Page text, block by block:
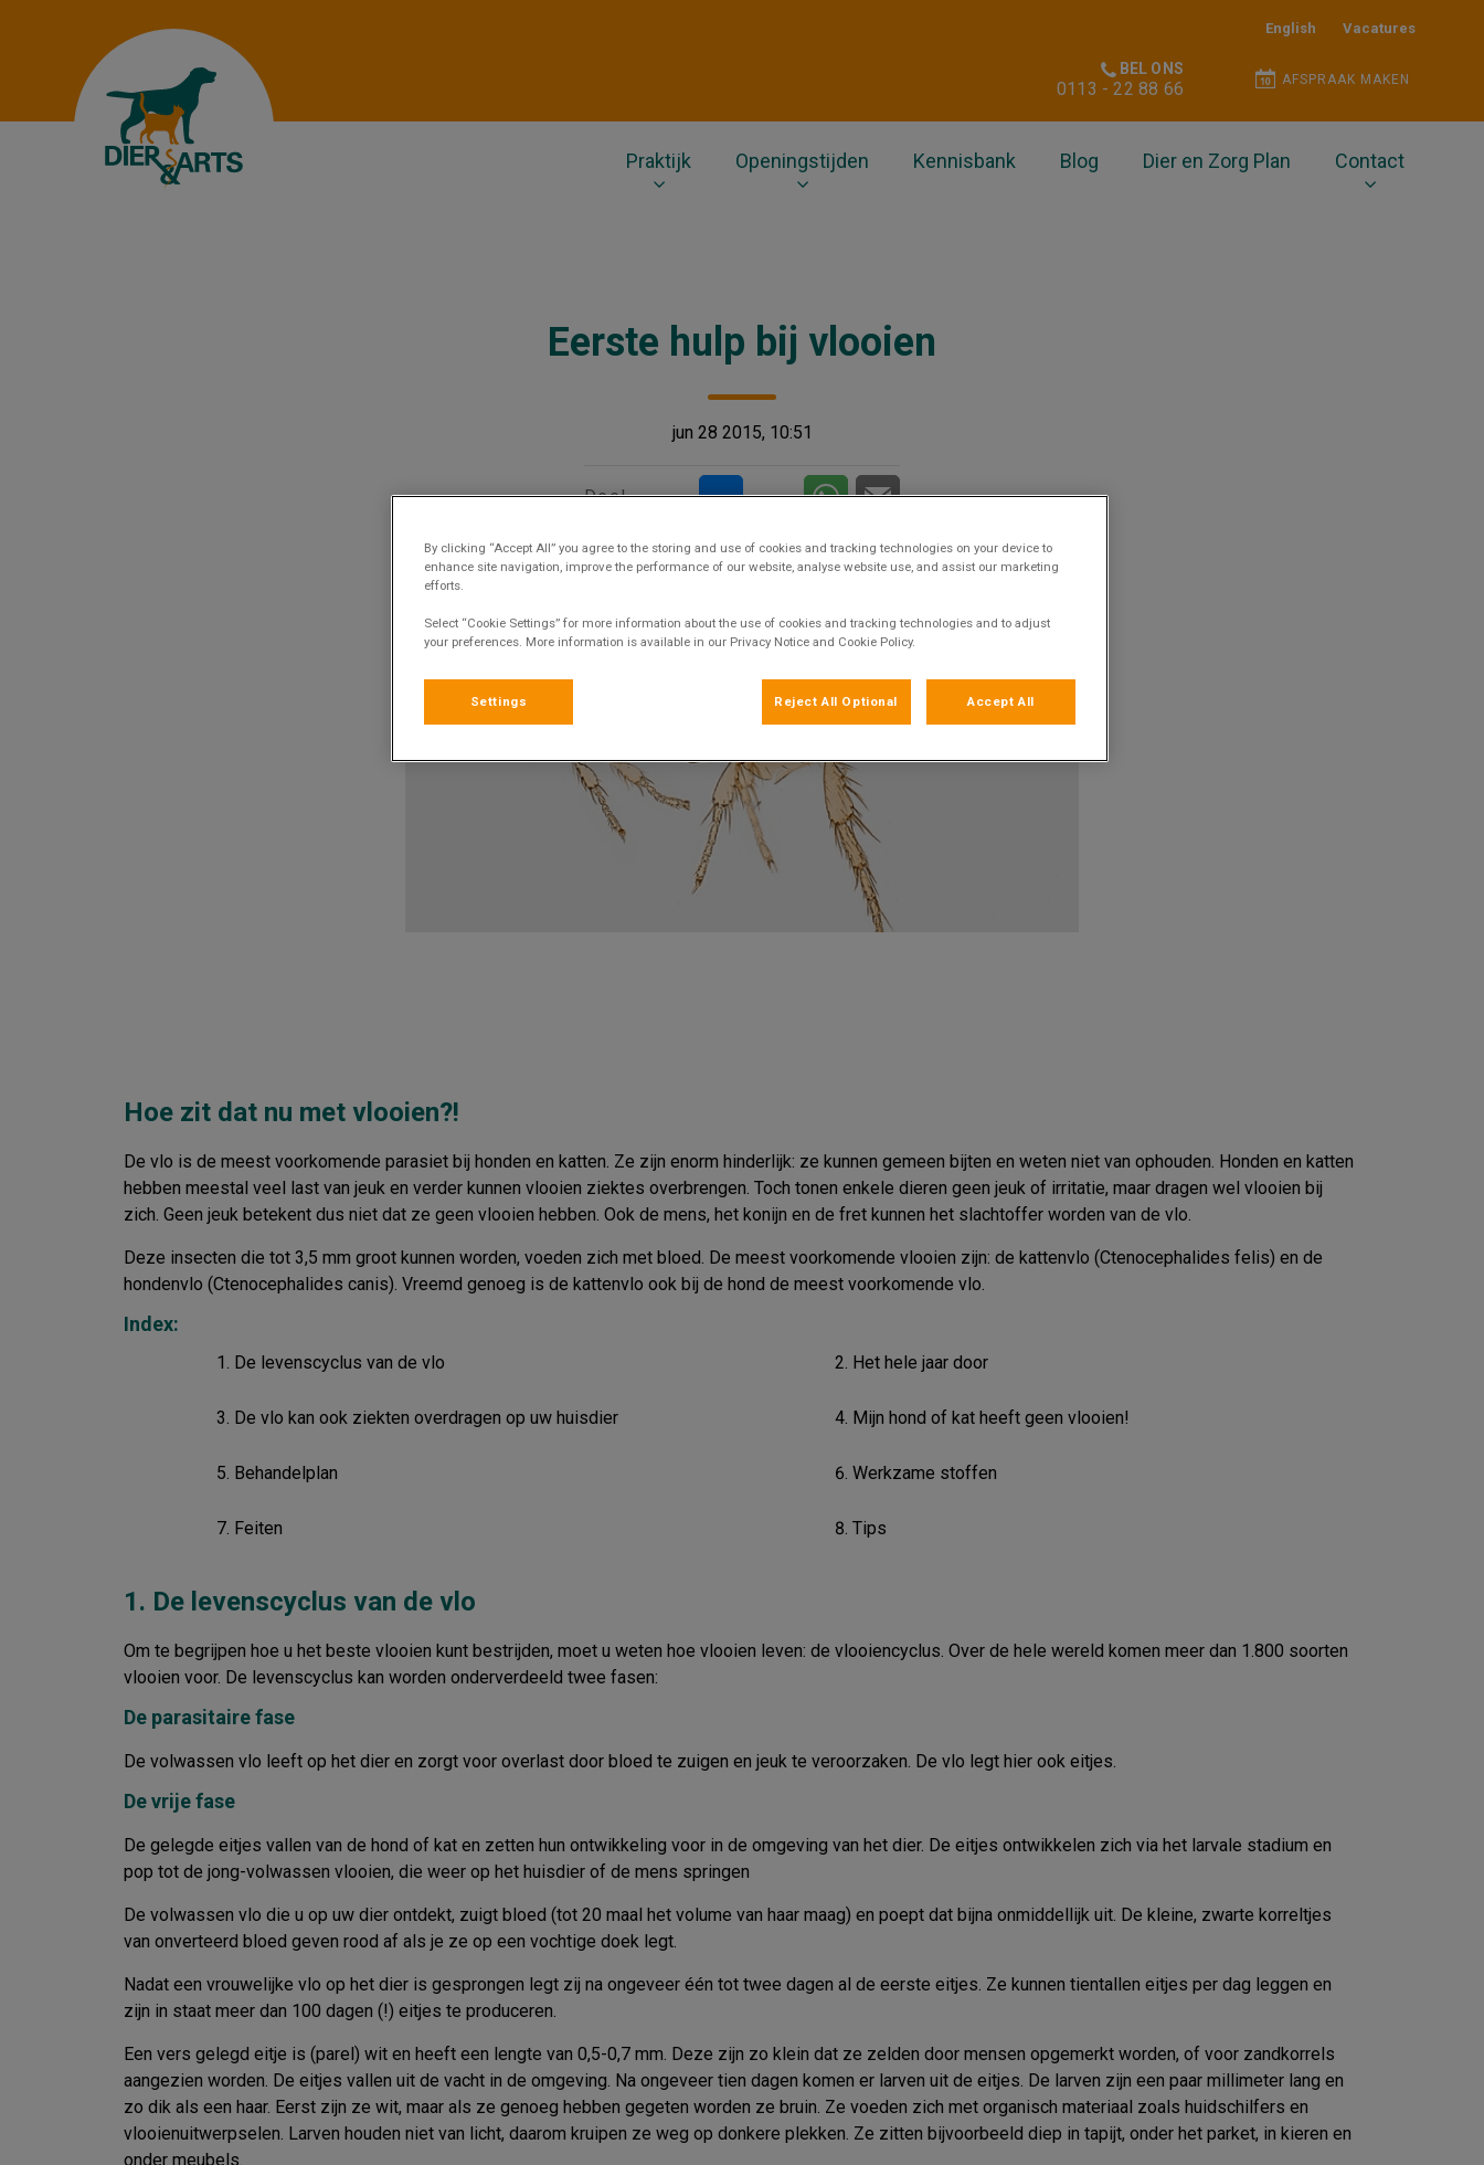
English Vacatures
Homepage Dierenartsenpraktijk Dier & Arts
BEL ONS
0113 - 22 88 66 AFSPRAAK MAKEN
Praktijk Openingstijden Kennisbank Blog Dier en Zorg Plan Contact
Eerste hulp bij vlooien
jun 28 2015, 10:51
Deel
Hoe zit dat nu met vlooien?!
De vlo is de meest voorkomende parasiet bij honden en katten. Ze zijn enorm hinderlijk: ze kunnen gemeen bijten en weten niet van ophouden. Honden en katten
hebben meestal veel last van jeuk en verder kunnen vlooien ziektes overbrengen. Toch tonen enkele dieren geen jeuk of irritatie, maar dragen wel vlooien bij
zich. Geen jeuk betekent dus niet dat ze geen vlooien hebben. Ook de mens, het konijn en de fret kunnen het slachtoffer worden van de vlo.
Deze insecten die tot 3,5 mm groot kunnen worden, voeden zich met bloed. De meest voorkomende vlooien zijn: de kattenvlo (Ctenocephalides felis) en de
hondenvlo (Ctenocephalides canis). Vreemd genoeg is de kattenvlo ook bij de hond de meest voorkomende vlo.
Index:
De levenscyclus van de vlo Het hele jaar door
De vlo kan ook ziekten overdragen op uw huisdier Mijn hond of kat heeft geen vlooien!
Behandelplan Werkzame stoffen
Feiten Tips
1. De levenscyclus van de vlo
Om te begrijpen hoe u het beste vlooien kunt bestrijden, moet u weten hoe vlooien leven: de vlooiencyclus. Over de hele wereld komen meer dan 1.800 soorten
vlooien voor. De levenscyclus kan worden onderverdeeld twee fasen:
De parasitaire fase
De volwassen vlo leeft op het dier en zorgt voor overlast door bloed te zuigen en jeuk te veroorzaken. De vlo legt hier ook eitjes.
De vrije fase
De gelegde eitjes vallen van de hond of kat en zetten hun ontwikkeling voor in de omgeving van het dier. De eitjes ontwikkelen zich via het larvale stadium en
pop tot de jong-volwassen vlooien, die weer op het huisdier of de mens springen
De volwassen vlo die u op uw dier ontdekt, zuigt bloed (tot 20 maal het volume van haar maag) en poept dat bijna onmiddellijk uit. De kleine, zwarte korreltjes
van onverteerd bloed geven rood af als je ze op een vochtige doek legt.
Nadat een vrouwelijke vlo op het dier is gesprongen legt zij na ongeveer één tot twee dagen al de eerste eitjes. Ze kunnen tientallen eitjes per dag leggen en
zijn in staat meer dan 100 dagen (!) eitjes te produceren.
Een vers gelegd eitje is (parel) wit en heeft een lengte van 0,5-0,7 mm. Deze zijn zo klein dat ze zelden door mensen opgemerkt worden, of voor zandkorrels
aangezien worden. De eitjes vallen uit de vacht in de omgeving. Na ongeveer tien dagen komen er larven uit de eitjes. De larven zijn een paar millimeter lang en
zo dik als een haar. Eerst zijn ze wit, maar als ze genoeg hebben gegeten worden ze bruin. Ze voeden zich met organisch materiaal zoals huidschilfers en
vlooienuitwerpselen. Larven houden niet van licht, daarom kruipen ze weg op donkere plekken. Ze zitten bijvoorbeeld diep in tapijt, onder het parket, in kieren en
onder meubels.
By clicking “Accept All” you agree to the storing and use of cookies and tracking technologies on your device to
enhance site navigation, improve the performance of our website, analyse website use, and assist our marketing
efforts.
Select “Cookie Settings” for more information about the use of cookies and tracking technologies and to adjust
your preferences. More information is available in our Privacy Notice and Cookie Policy.
Settings Reject All Optional Accept All